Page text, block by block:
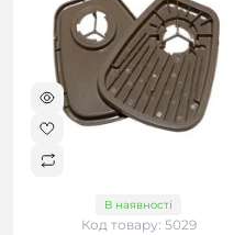
В наявності
Код товару: 5029